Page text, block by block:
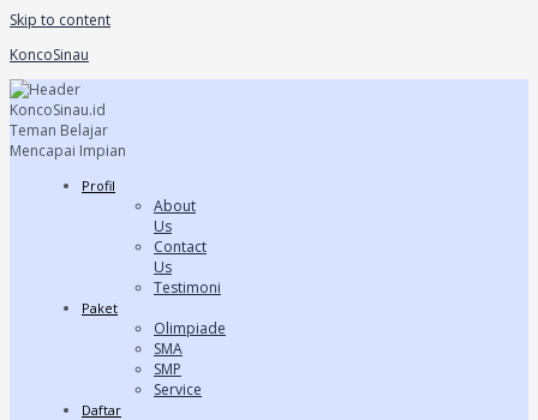
Skip to content
KoncoSinau
Profil
About
Us
Contact
Us
Testimoni
Paket
Olimpiade
SMA
SMP
Service
Daftar